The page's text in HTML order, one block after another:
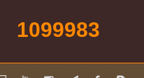
1099983